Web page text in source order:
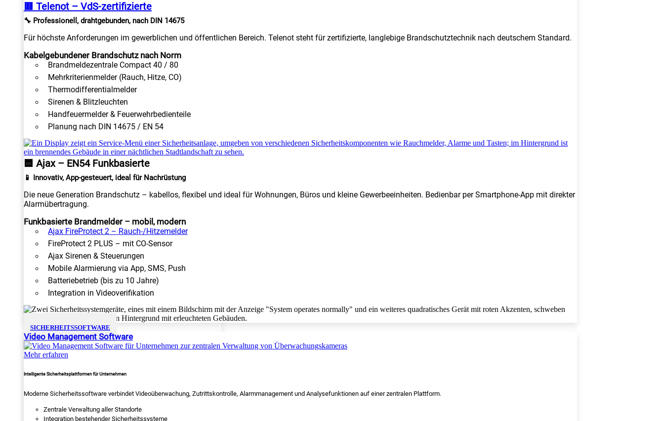
🟥 Telenot – VdS-zertifizierte
🔧 Professionell, drahtgebunden, nach DIN 14675
Für höchste Anforderungen im gewerblichen und öffentlichen Bereich. Telenot steht für zertifizierte, langlebige Brandschutztechnik nach deutschem Standard.
Kabelgebundener Brandschutz nach Norm
Brandmeldezentrale Compact 40 / 80
Mehrkriterienmelder (Rauch, Hitze, CO)
Thermodifferentialmelder
Sirenen & Blitzleuchten
Handfeuermelder & Feuerwehrbedienteile
Planung nach DIN 14675 / EN 54
🟦 Ajax – EN54 Funkbasierte
📱 Innovativ, App-gesteuert, ideal für Nachrüstung
Die neue Generation Brandschutz – kabellos, flexibel und ideal für Wohnungen, Büros und kleine Gewerbeeinheiten. Bedienbar per Smartphone-App mit direkter
Alarmübertragung.
Funkbasierte Brandmelder – mobil, modern
Ajax FireProtect 2 – Rauch-/Hitzemelder
FireProtect 2 PLUS – mit CO-Sensor
Ajax Sirenen & Steuerungen
Mobile Alarmierung via App, SMS, Push
Batteriebetrieb (bis zu 10 Jahre)
Integration in Videoverifikation
SICHERHEITSSOFTWARE
Video Management Software
Mehr erfahren
Intelligente Sicherheitsplattformen für Unternehmen
Moderne Sicherheitssoftware verbindet Videoüberwachung, Zutrittskontrolle, Alarmmanagement und Analysefunktionen auf einer zentralen Plattform.
Zentrale Verwaltung aller Standorte
Integration bestehender Sicherheitssysteme